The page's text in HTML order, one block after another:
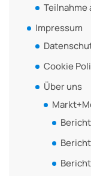
Teilnahme
Impressum
Cookie
Über uns